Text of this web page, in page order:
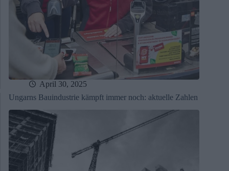
April 30, 2025
Ungarns Bauindustrie kämpft immer noch: aktuelle Zahlen